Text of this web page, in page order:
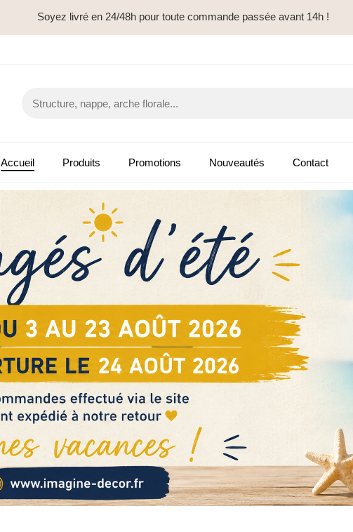
Soyez livré en 24/48h pour toute commande passée avant 14h !
Accueil Produits Promotions Nouveautés Contact